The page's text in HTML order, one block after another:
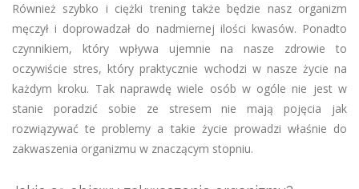
Również szybko i ciężki trening także będzie nasz organizm
męczył i doprowadzał do nadmiernej ilości kwasów. Ponadto
czynnikiem, który wpływa ujemnie na nasze zdrowie to
oczywiście stres, który praktycznie wchodzi w nasze życie na
każdym kroku. Tak naprawdę wiele osób w ogóle nie jest w
stanie poradzić sobie ze stresem nie mają pojęcia jak
rozwiązywać te problemy a takie życie prowadzi właśnie do
zakwaszenia organizmu w znaczącym stopniu.